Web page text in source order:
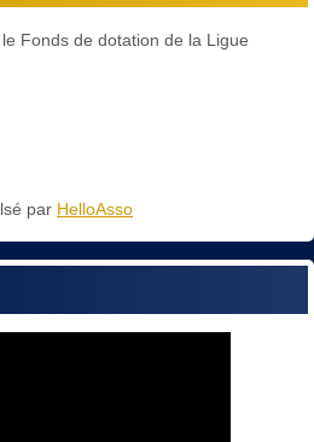
Fonds de dotation de la Ligue
par HelloAsso